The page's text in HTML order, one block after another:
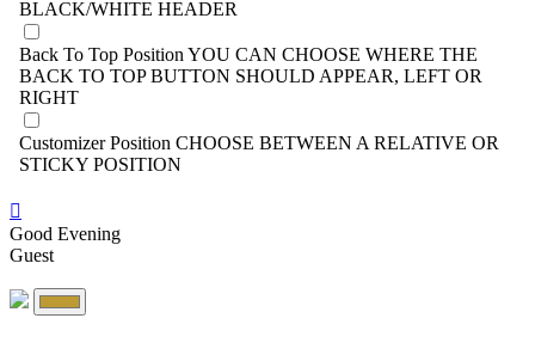
BLACK/WHITE HEADER
Back To Top Position YOU CAN CHOOSE WHERE THE
BACK TO TOP BUTTON SHOULD APPEAR, LEFT OR
RIGHT
Customizer Position CHOOSE BETWEEN A RELATIVE OR
STICKY POSITION
Good Evening
Guest